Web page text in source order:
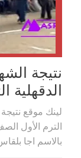
نتيجة
الدقهلية
الترم الأول
بالاسم اجا